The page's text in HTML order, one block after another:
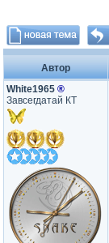
Автор
White1965 ®
Завсегдатай КТ